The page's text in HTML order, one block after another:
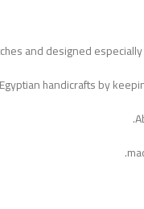
and designed
handicrafts by